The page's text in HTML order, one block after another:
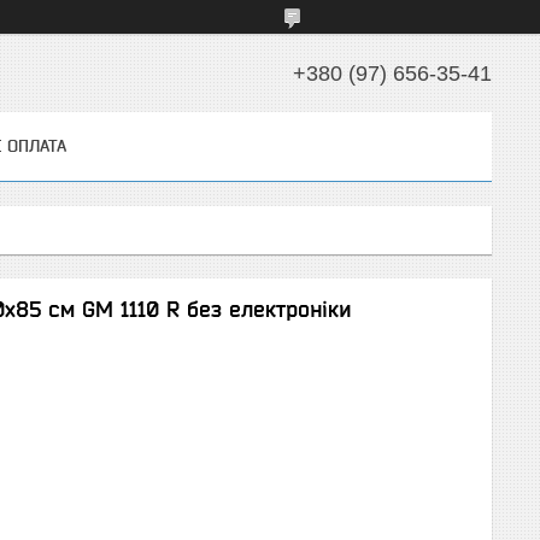
+380 (97) 656-35-41
ОПЛАТА
см GM 1110 R без електроніки